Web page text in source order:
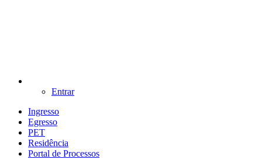
Entrar
Ingresso
Egresso
PET
Residência
Portal de Processos